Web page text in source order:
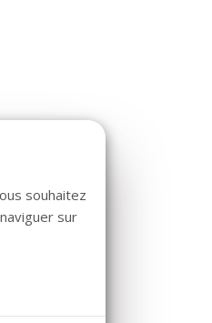
souhaitez
sur